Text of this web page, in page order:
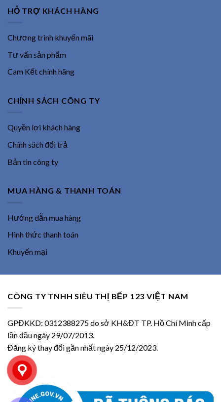
HỖ TRỢ KHÁCH HÀNG
Chương trình khuyến mãi
Tư vấn sản phẩm
Cam Kết chính hãng
CHÍNH SÁCH CÔNG TY
Quyền lợi khách hàng
Chính sách đổi trả
Bản tin công ty
MUA HÀNG & THANH TOÁN
Hướng dẫn mua hàng
Hình thức thanh toán
Khuyến mại
CÔNG TY TNHH SIÊU THỊ BẾP 123 VIỆT NAM
GPĐKKD: 0312388275 do sở KH&ĐT TP. Hồ Chí Minh cấp
lần đầu ngày 29/07/2013.
Đăng ký thay đổi gần nhất ngày 25/12/2023.